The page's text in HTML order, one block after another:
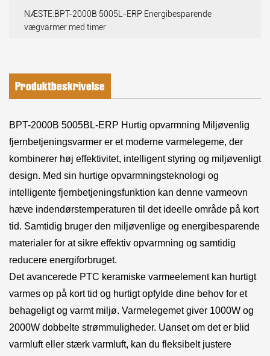
NÆSTE:BPT-2000B 5005L-ERP Energibesparende
vægvarmer med timer
Produktbeskrivelse
BPT-2000B 5005BL-ERP Hurtig opvarmning Miljøvenlig
fjernbetjeningsvarmer er et moderne varmelegeme, der
kombinerer høj effektivitet, intelligent styring og miljøvenligt
design. Med sin hurtige opvarmningsteknologi og
intelligente fjernbetjeningsfunktion kan denne varmeovn
hæve indendørstemperaturen til det ideelle område på kort
tid. Samtidig bruger den miljøvenlige og energibesparende
materialer for at sikre effektiv opvarmning og samtidig
reducere energiforbruget.
Det avancerede PTC keramiske varmeelement kan hurtigt
varmes op på kort tid og hurtigt opfylde dine behov for et
behageligt og varmt miljø. Varmelegemet giver 1000W og
2000W dobbelte strømmuligheder. Uanset om det er blid
varmluft eller stærk varmluft, kan du fleksibelt justere